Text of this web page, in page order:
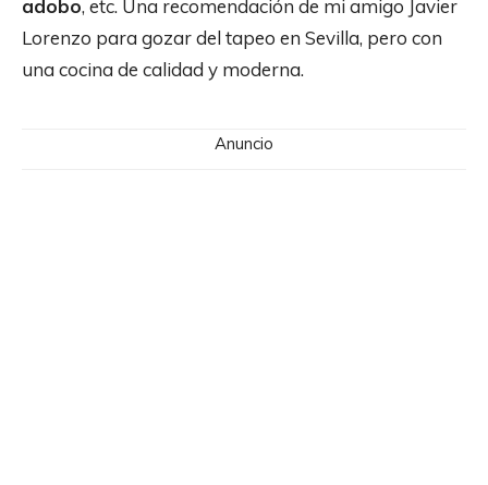
adobo, etc. Una recomendación de mi amigo Javier
Lorenzo para gozar del tapeo en Sevilla, pero con
una cocina de calidad y moderna.
Anuncio